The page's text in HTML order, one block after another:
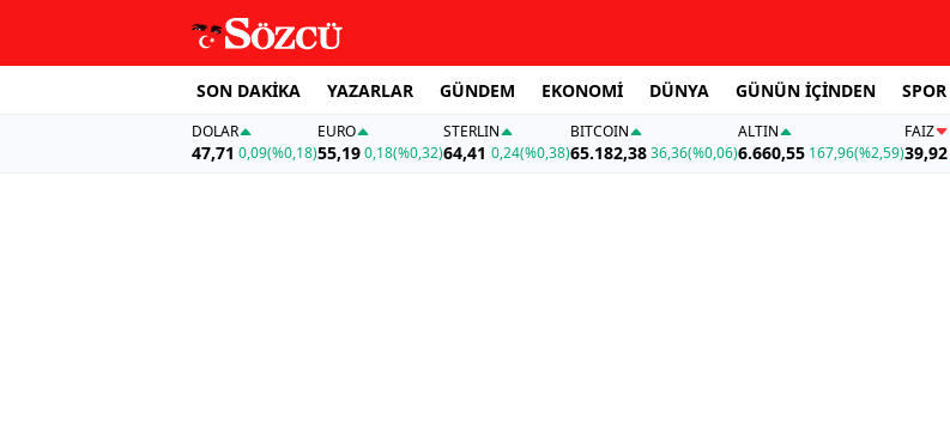
SON DAKİKA YAZARLAR GÜNDEM EKONOMİ DÜNYA GÜNÜN İÇİNDEN SPOR
DOLAR
47,71 0,09(%0,18)
EURO
55,19 0,18(%0,32)
STERLIN
64,41 0,24(%0,38)
BITCOIN
65.182,3836,36(%0,06)
ALTIN
6.660,55 167,96(%2,59)
FAİZ
39,92